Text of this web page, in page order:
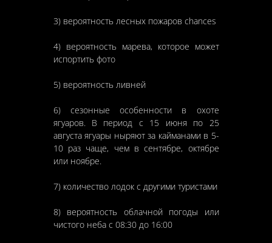
3) вероятность лесных пожаров chances
4) вероятность марева, которое может
испортить фото
5) вероятность ливней
6) сезонные особенности в охоте
ягуаров. В период с 15 июня по 25
августа ягуары ныряют за кайманами в 5-
10 раз чаще, чем в сентябре, октябре
или ноябре.
7) количество лодок с другими туристами
8) вероятность облачной погоды или
чистого неба с 08:30 до 16:00